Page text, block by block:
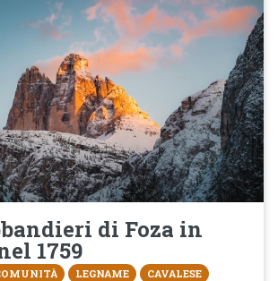
di Foza in
1759
LEGNAME
CAVALESE